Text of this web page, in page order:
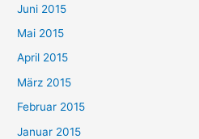
Juni 2015
Mai 2015
April 2015
März 2015
Februar 2015
Januar 2015